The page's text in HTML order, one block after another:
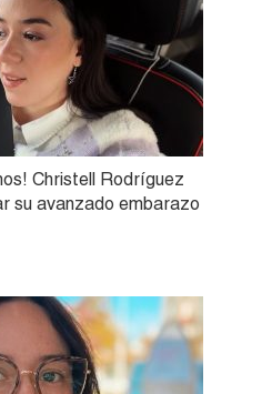
Christell Rodríguez
su avanzado embarazo